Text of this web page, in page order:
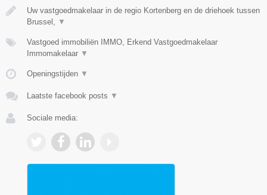
Uw vastgoedmakelaar in de regio Kortenberg en de driehoek tussen
Brussel, ▼
Vastgoed immobiliën IMMO, Erkend Vastgoedmakelaar
Immomakelaar ▼
Openingstijden ▼
Laatste facebook posts ▼
Sociale media: